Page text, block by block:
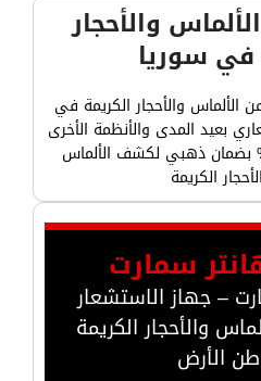
والأحجار
في سوريا
والأحجار الكريمة في
بعيد المدى والأنظمة الأخرى
أصلية بنسبة 100% بضمان ذهبي لكشف الألماس
الكريمة
سمارت
– جهاز الاستشعار
والأحجار الكريمة
الأرض